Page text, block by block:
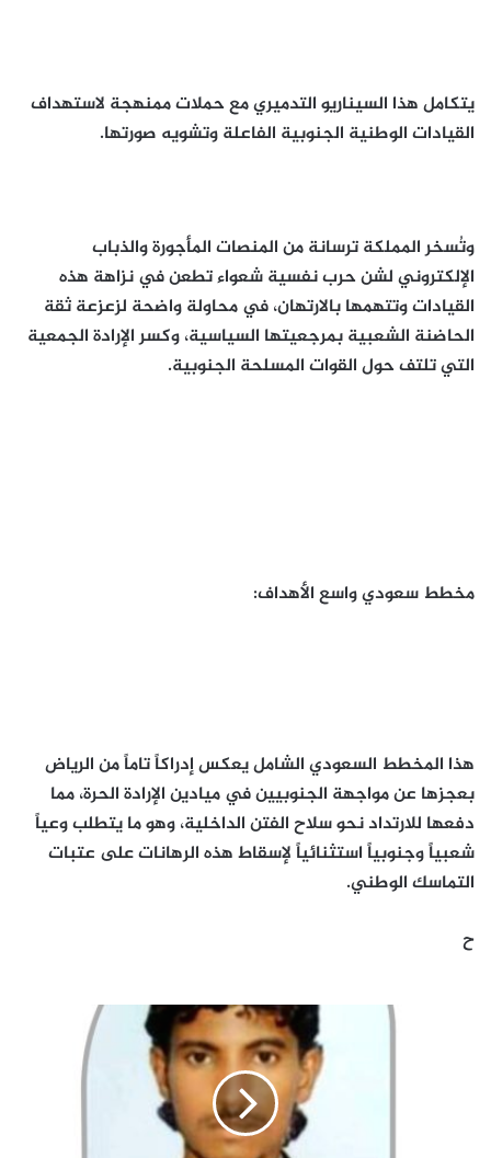
يتكامل هذا السيناريو التدميري مع حملات ممنهجة لاستهداف
القيادات الوطنية الجنوبية الفاعلة وتشويه صورتها.
وتُسخر المملكة ترسانة من المنصات المأجورة والذباب
الإلكتروني لشن حرب نفسية شعواء تطعن في نزاهة هذه
القيادات وتتهمها بالارتهان، في محاولة واضحة لزعزعة ثقة
الحاضنة الشعبية بمرجعيتها السياسية، وكسر الإرادة الجمعية
التي تلتف حول القوات المسلحة الجنوبية.
مخطط سعودي واسع الأهداف:
هذا المخطط السعودي الشامل يعكس إدراكاً تاماً من الرياض
بعجزها عن مواجهة الجنوبيين في ميادين الإرادة الحرة، مما
دفعها للارتداد نحو سلاح الفتن الداخلية، وهو ما يتطلب وعياً
شعبياً وجنوبياً استثنائياً لإسقاط هذه الرهانات على عتبات
التماسك الوطني.
ح